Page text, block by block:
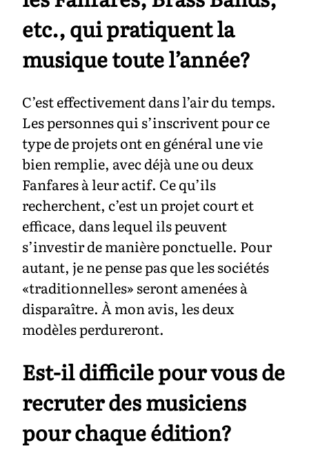
etc., qui pratiquent la
musique toute l’année?
C’est effectivement dans l’air du temps.
Les personnes qui s’inscrivent pour ce
type de projets ont en général une vie
bien remplie, avec déjà une ou deux
Fanfares à leur actif. Ce qu’ils
recherchent, c’est un projet court et
efficace, dans lequel ils peuvent
s’investir de manière ponctuelle. Pour
autant, je ne pense pas que les sociétés
«traditionnelles» seront amenées à
disparaître. À mon avis, les deux
modèles perdureront.
Est-il difficile pour vous de
recruter des musiciens
pour chaque édition?